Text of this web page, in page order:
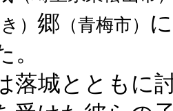
） 郷 （青梅市）
。
落城とともに